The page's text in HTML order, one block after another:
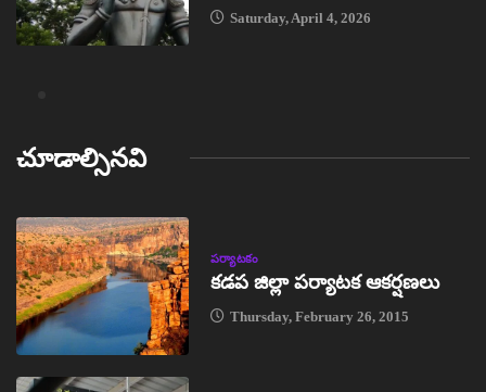
Saturday, April 4, 2026
చూడాల్సినవి
పర్యాటకం
కడప జిల్లా పర్యాటక ఆకర్షణలు
Thursday, February 26, 2015